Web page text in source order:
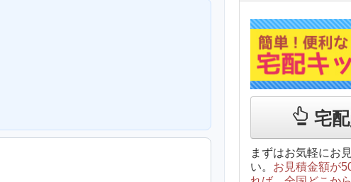
宅
まずはお気軽にお
い。 お見積金額が